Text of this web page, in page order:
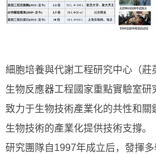
細胞培養與代謝工程研究中心（莊
生物反應器工程國家重點實驗室研
致力于生物技術產業化的共性和關
生物技術的產業化提供技術支撐。
研究團隊自1997年成立后，發揮